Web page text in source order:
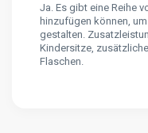
Ja. Es gibt eine Reihe
hinzufügen können,
gestalten.
Kindersitze,
Flaschen.